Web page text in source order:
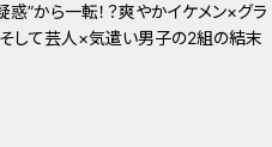
惑”から一転！？爽やかイケメン×グラ
そして芸人×気遣い男子の2組の結末